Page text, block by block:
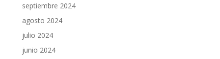
septiembre 2024
agosto 2024
julio 2024
junio 2024